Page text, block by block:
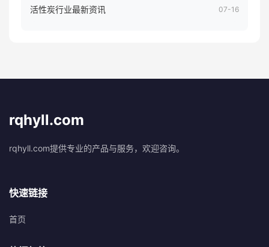
活性炭行业最新资讯 07-16
rqhyll.com
rqhyll.com提供专业的产品与服务，欢迎咨询。
快速链接
首页